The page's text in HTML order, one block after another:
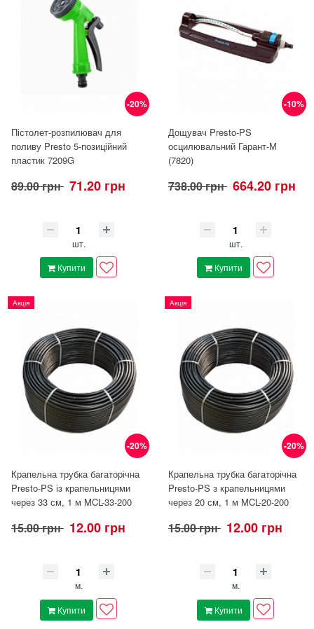
-20%
Пістолет-розпилювач для
поливу Presto 5-позиційний
пластик 7209G
89.00 грн 71.20 грн
шт.
Купити
-10%
Дощувач Presto-PS
осцилювальний Гарант-М
(7820)
738.00 грн 664.20 грн
шт.
Купити
-20%
Акція
Крапельна трубка багаторічна
Presto-PS із крапельницями
через 33 см, 1 м MCL-33-200
15.00 грн 12.00 грн
м.
Купити
-20%
Акція
Крапельна трубка багаторічна
Presto-PS з крапельницями
через 20 см, 1 м MCL-20-200
15.00 грн 12.00 грн
м.
Купити